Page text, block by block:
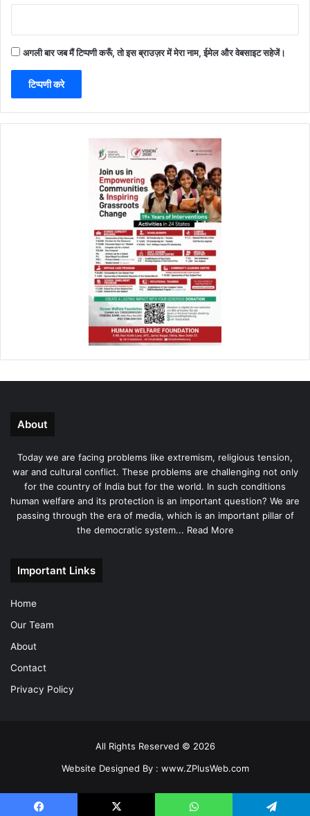
अगली बार जब मैं टिप्पणी करूँ, तो इस ब्राउज़र में मेरा नाम, ईमेल और वेबसाइट सहेजें।
About
Today we are facing problems like extremism, religious tension,
war and cultural conflict. These problems are challenging not only
for the country of India but for the world. In such conditions
human welfare and its protection is an important question? We are
passing through the era of media, which is an important pillar of
the democratic system... Read More
Important Links
Home
Our Team
About
Contact
Privacy Policy
All Rights Reserved © 2026
Website Designed By : www.ZPlusWeb.com